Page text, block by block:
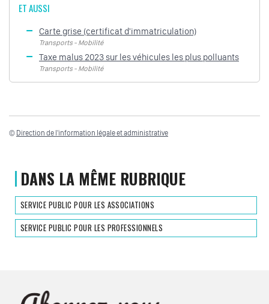
ET AUSSI
Carte grise (certificat d'immatriculation)
Transports - Mobilité
Taxe malus 2023 sur les véhicules les plus polluants
Transports - Mobilité
© Direction de l'information légale et administrative
DANS LA MÊME RUBRIQUE
SERVICE PUBLIC POUR LES ASSOCIATIONS
SERVICE PUBLIC POUR LES PROFESSIONNELS